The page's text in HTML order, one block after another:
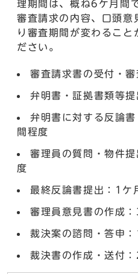
理期間は、概ね6ケ月間
審査請求の内容、口頭意
り審査期間が変わること
ださい。
審査請求書の受付・
弁明書・証拠書類等
弁明書に対する反論
間程度
審理員の質問・物件
度
最終反論書提出：1ケ
審理員意見書の作成
裁決案の諮問・答申
裁決書の作成・送付